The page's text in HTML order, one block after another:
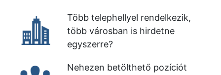
Több telephellyel rendelkezik,
több városban is hirdetne
egyszerre?
Nehezen betölthető pozíciót